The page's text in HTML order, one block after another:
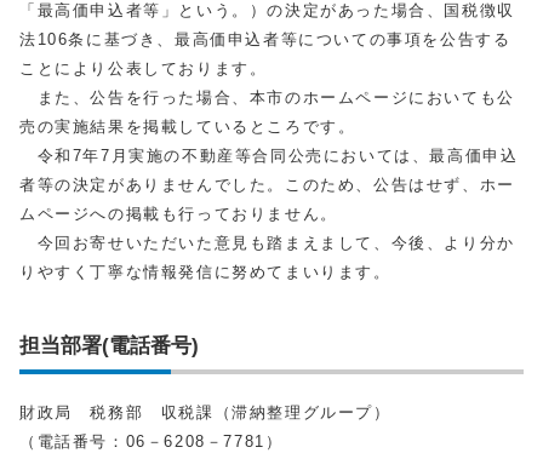
「最高価申込者等」という。）の決定があった場合、国税徴収
法106条に基づき、最高価申込者等についての事項を公告する
ことにより公表しております。
また、公告を行った場合、本市のホームページにおいても公
売の実施結果を掲載しているところです。
令和7年7月実施の不動産等合同公売においては、最高価申込
者等の決定がありませんでした。このため、公告はせず、ホー
ムページへの掲載も行っておりません。
今回お寄せいただいた意見も踏まえまして、今後、より分か
りやすく丁寧な情報発信に努めてまいります。
担当部署(電話番号)
財政局 税務部 収税課（滞納整理グループ）
（電話番号：06－6208－7781）